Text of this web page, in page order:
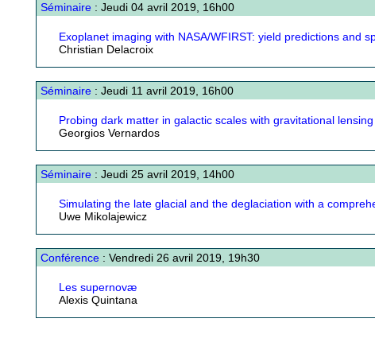
Séminaire : Jeudi 04 avril 2019, 16h00
Exoplanet imaging with NASA/WFIRST: yield predictions and
Christian Delacroix
Séminaire : Jeudi 11 avril 2019, 16h00
Probing dark matter in galactic scales with gravitational lensing
Georgios Vernardos
Séminaire : Jeudi 25 avril 2019, 14h00
Simulating the late glacial and the deglaciation with a
Uwe Mikolajewicz
Conférence : Vendredi 26 avril 2019, 19h30
Les supernovæ
Alexis Quintana